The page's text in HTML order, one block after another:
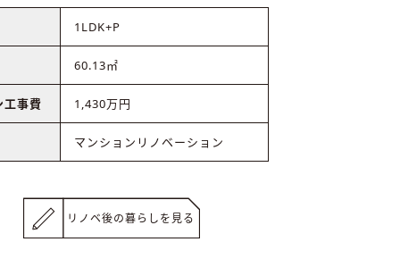
1LDK+P
60.13㎡
工事費 1,430万円
マンションリノベーション
リノベ後の暮らしを見る